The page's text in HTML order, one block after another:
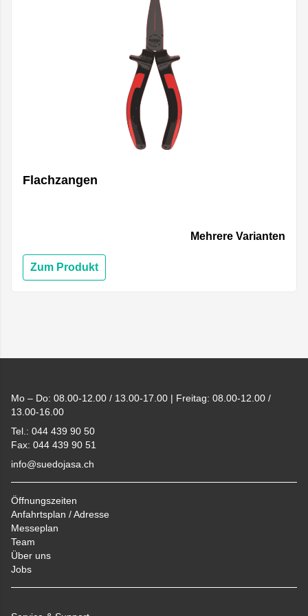
Flachzangen
Mehrere Varianten
Zum Produkt
Mo – Do: 08.00-12.00 / 13.00-17.00 | Freitag: 08.00-12.00 /
13.00-16.00
Tel.: 044 439 90 50
Fax: 044 439 90 51
info@suedojasa.ch
Öffnungszeiten
Anfahrtsplan / Adresse
Messeplan
Team
Über uns
Jobs